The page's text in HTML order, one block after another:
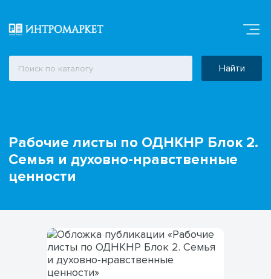
Найти
Рабочие листы по ОДНКНР Блок 2.
Семья и духовно-нравственные
ценности